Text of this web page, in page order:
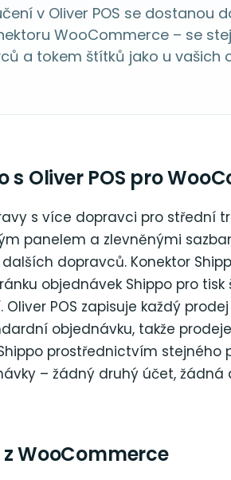
v Oliver POS se dostanou
WooCommerce – se
a tokem štítků jako u vašich
s Oliver POS pro
s více dopravci pro střední
panelem a zlevněnými sazbami
dalších dopravců. Konektor
objednávek Shippo pro tisk
POS zapisuje každý
objednávku, takže
prostřednictvím stejného
– žádný druhý účet,
WooCommerce